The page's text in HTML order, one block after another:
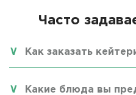
Часто
Как заказать
Какие блюда вы